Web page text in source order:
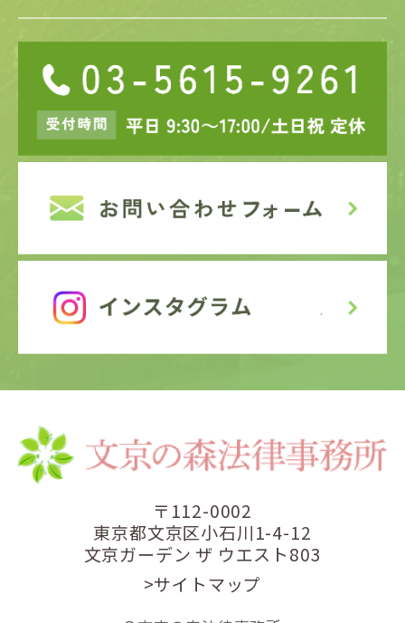
〒112-0002
東京都文京区小石川1-4-12
文京ガーデン ザ ウエスト803
>サイトマップ